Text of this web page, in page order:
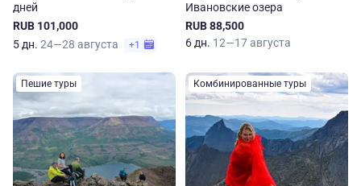
дней
RUB 101,000
5 дн. 24—28 августа +1
Ивановские озера
RUB 88,500
6 дн. 12—17 августа
Пешие туры Комбинированные туры